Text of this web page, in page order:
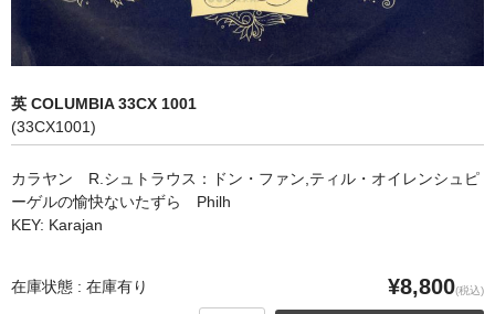
CD&BOOK
PICK UP
ORDER
CONTACT
英 COLUMBIA 33CX 1001
(33CX1001)
カラヤン R.シュトラウス：ドン・ファン,ティル・オイレンシュピ
ーゲルの愉快ないたずら Philh
KEY: Karajan
在庫状態 : 在庫有り ¥8,800(税込)